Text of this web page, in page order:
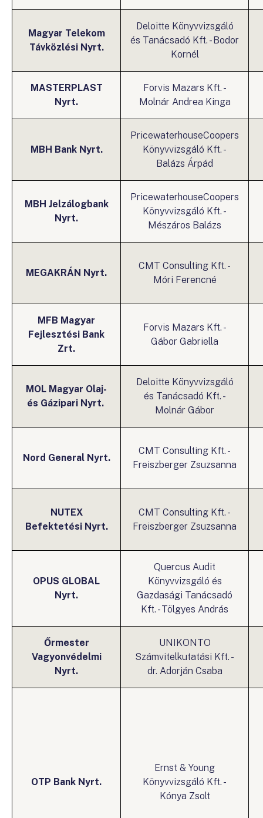
Magyar Telekom
Távközlési Nyrt.
Deloitte Könyvvizsgáló
és Tanácsadó Kft. - Bodor
Kornél
MASTERPLAST
Nyrt.
Forvis Mazars Kft. -
Molnár Andrea Kinga
MBH Bank Nyrt.
PricewaterhouseCoopers
Könyvvizsgáló Kft. -
Balázs Árpád
MBH Jelzálogbank
Nyrt.
PricewaterhouseCoopers
Könyvvizsgáló Kft. -
Mészáros Balázs
MEGAKRÁN Nyrt.
CMT Consulting Kft. -
Móri Ferencné
MFB Magyar
Fejlesztési Bank
Zrt.
Forvis Mazars Kft. -
Gábor Gabriella
MOL Magyar Olaj-
és Gázipari Nyrt.
Deloitte Könyvvizsgáló
és Tanácsadó Kft. -
Molnár Gábor
Nord General Nyrt.
CMT Consulting Kft. -
Freiszberger Zsuzsanna
NUTEX
Befektetési Nyrt.
CMT Consulting Kft. -
Freiszberger Zsuzsanna
OPUS GLOBAL
Nyrt.
Quercus Audit
Könyvvizsgáló és
Gazdasági Tanácsadó
Kft. - Tölgyes András
Őrmester
Vagyonvédelmi
Nyrt.
UNIKONTO
Számvitelkutatási Kft. -
dr. Adorján Csaba
OTP Bank Nyrt.
Ernst & Young
Könyvvizsgáló Kft. -
Kónya Zsolt